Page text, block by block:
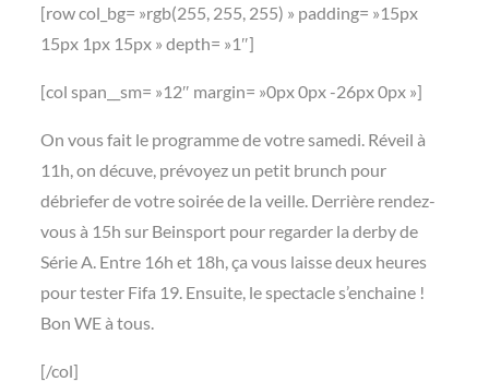
[row col_bg= »rgb(255, 255, 255) » padding= »15px
15px 1px 15px » depth= »1″]
[col span__sm= »12″ margin= »0px 0px -26px 0px »]
On vous fait le programme de votre samedi. Réveil à
11h, on décuve, prévoyez un petit brunch pour
débriefer de votre soirée de la veille. Derrière rendez-
vous à 15h sur Beinsport pour regarder la derby de
Série A. Entre 16h et 18h, ça vous laisse deux heures
pour tester Fifa 19. Ensuite, le spectacle s’enchaine !
Bon WE à tous.
[/col]